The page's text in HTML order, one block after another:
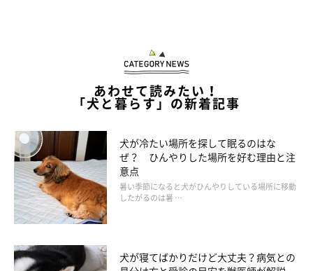
あわせて読みたい！
「犬と暮らす」の新着記事
犬が冷たい場所を探して眠るのはな
ぜ？ ひんやりした場所を好む理由と注
意点
暑い季節になると犬がひんやりしている場所に移動
したがるのは暑 …
犬が寝てばかりだけど大丈夫？病気との